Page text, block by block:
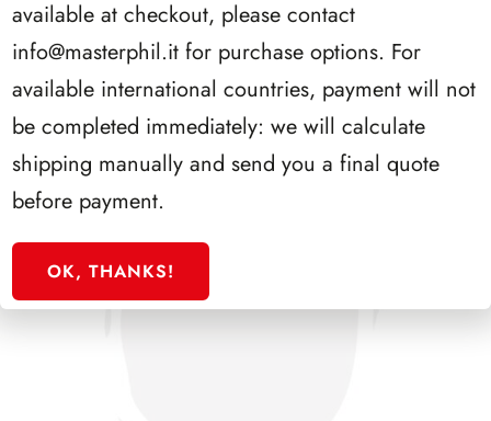
available at checkout, please contact
info@masterphil.it for purchase options. For
available international countries, payment will not
be completed immediately: we will calculate
shipping manually and send you a final quote
before payment.
OK, THANKS!